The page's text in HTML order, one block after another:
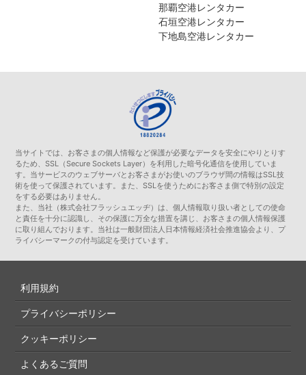
那覇空港レンタカー
石垣空港レンタカー
下地島空港レンタカー
当サイトでは、お客さまの個人情報など保護が必要なデータを安全にやりとりす
るため、SSL（Secure Sockets Layer）を利用した暗号化通信を使用していま
す。当サービスのウェブサーバとお客さまがお使いのブラウザ間の情報はSSL技
術を使って保護されています。また、SSLを使うためにお客さま側で特別の設定
をする必要はありません。
また、当社（株式会社フラッシュエッヂ）は、個人情報取り扱い者としての使命
と責任を十分に認識し、その保護に万全な措置を講じ、お客さまの個人情報保護
に取り組んでおります。当社は一般財団法人日本情報経済社会推進協会より、プ
ライバシーマークの付与認定を受けています。
利用規約
プライバシーポリシー
クッキーポリシー
よくあるご質問